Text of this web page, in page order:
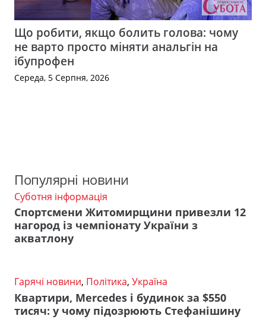
Що робити, якщо болить голова: чому
не варто просто міняти анальгін на
ібупрофен
Середа, 5 Серпня, 2026
Популярні новини
Суботня інформація
Спортсмени Житомирщини привезли 12
нагород із чемпіонату України з
акватлону
Гарячі новини, Політика, Україна
Квартири, Mercedes і будинок за $550
тисяч: у чому підозрюють Стефанішину